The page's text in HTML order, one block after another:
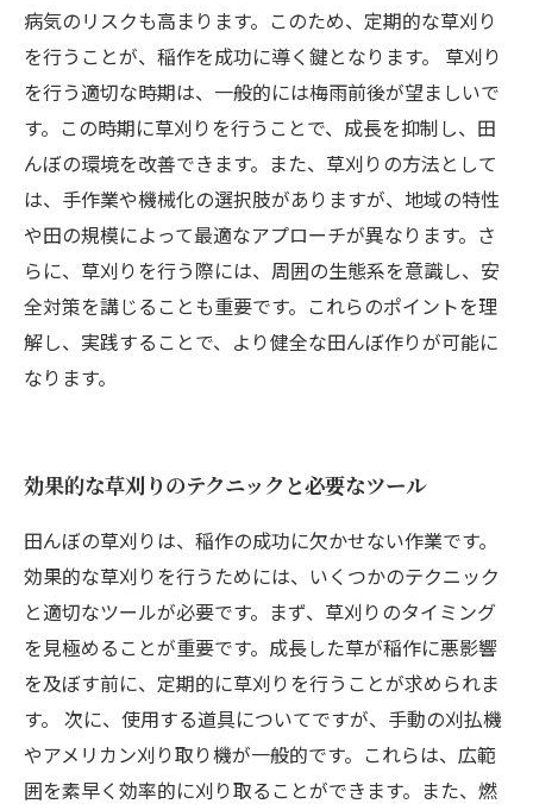
病気のリスクも高まります。このため、定期的な草刈り
を行うことが、稲作を成功に導く鍵となります。 草刈り
を行う適切な時期は、一般的には梅雨前後が望ましいで
す。この時期に草刈りを行うことで、成長を抑制し、田
んぼの環境を改善できます。また、草刈りの方法として
は、手作業や機械化の選択肢がありますが、地域の特性
や田の規模によって最適なアプローチが異なります。さ
らに、草刈りを行う際には、周囲の生態系を意識し、安
全対策を講じることも重要です。これらのポイントを理
解し、実践することで、より健全な田んぼ作りが可能に
なります。
効果的な草刈りのテクニックと必要なツール
田んぼの草刈りは、稲作の成功に欠かせない作業です。
効果的な草刈りを行うためには、いくつかのテクニック
と適切なツールが必要です。まず、草刈りのタイミング
を見極めることが重要です。成長した草が稲作に悪影響
を及ぼす前に、定期的に草刈りを行うことが求められま
す。 次に、使用する道具についてですが、手動の刈払機
やアメリカン刈り取り機が一般的です。これらは、広範
囲を素早く効率的に刈り取ることができます。また、燃